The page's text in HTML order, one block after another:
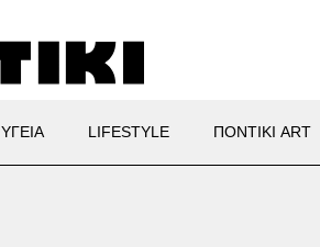
ΥΓΕΙΑ LIFESTYLE ΠΟΝΤΙΚΙ ART